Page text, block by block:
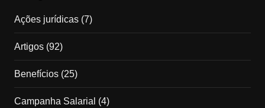
Ações jurídicas(7)
Artigos(92)
Benefícios(25)
Campanha Salarial (4)